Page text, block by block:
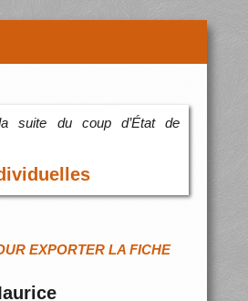
suite du coup d’État de
EXPORTER LA FICHE